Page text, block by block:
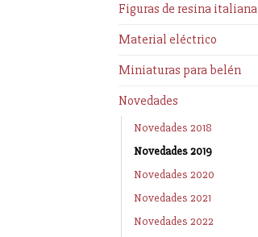
Figuras de resina italiana
Material eléctrico
Miniaturas para belén
Novedades
Novedades 2018
Novedades 2019
Novedades 2020
Novedades 2021
Novedades 2022